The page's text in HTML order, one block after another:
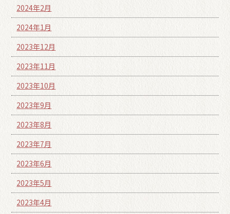
2024年2月
2024年1月
2023年12月
2023年11月
2023年10月
2023年9月
2023年8月
2023年7月
2023年6月
2023年5月
2023年4月